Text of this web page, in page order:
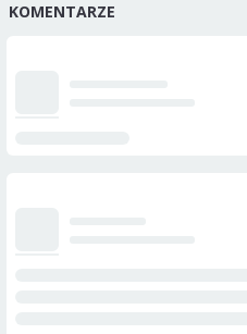
KOMENTARZE